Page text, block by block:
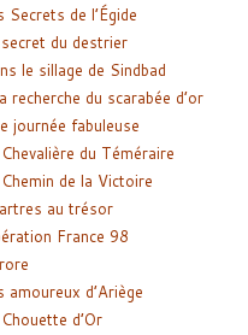
Secrets de l’Égide
du destrier
le sillage de Sindbad
recherche du scarabée d’or
journée fabuleuse
du Téméraire
de la Victoire
au trésor
France 98
amoureux d’Ariège
d’Or